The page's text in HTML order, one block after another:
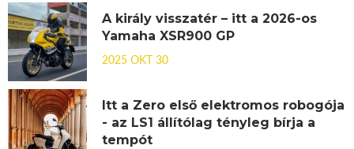
A király visszatér – itt a 2026-os
Yamaha XSR900 GP
2025 OKT 30
Itt a Zero első elektromos robogója
- az LS1 állítólag tényleg bírja a
tempót